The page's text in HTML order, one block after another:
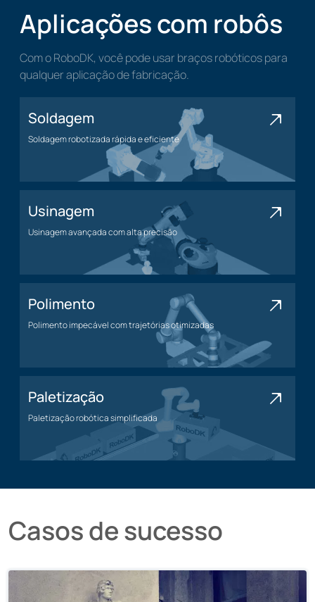
Aplicações com robôs
Com o RoboDK, você pode usar braços robóticos para
qualquer aplicação de fabricação.
Soldagem
Soldagem robotizada rápida e eficiente
Usinagem
Usinagem avançada com alta precisão
Polimento
Polimento impecável com trajetórias otimizadas
Paletização
Paletização robótica simplificada
Casos de sucesso